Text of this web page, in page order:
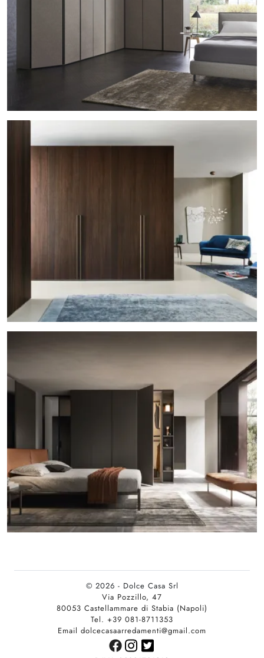
© 2026 - Dolce Casa Srl
Via Pozzillo, 47
80053 Castellammare di Stabia (Napoli)
Tel. +39 081-8711353
Email dolcecasaarredamenti@gmail.com